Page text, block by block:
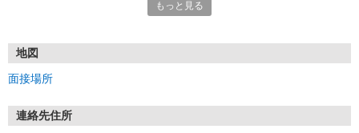
もっと見る
地図
面接場所
連絡先住所